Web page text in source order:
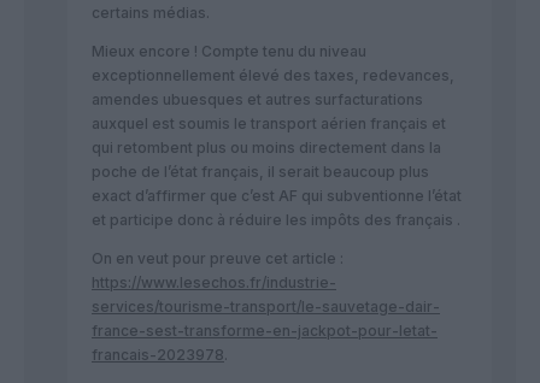
certains médias.
Mieux encore ! Compte tenu du niveau
exceptionnellement élevé des taxes, redevances,
amendes ubuesques et autres surfacturations
auxquel est soumis le transport aérien français et
qui retombent plus ou moins directement dans la
poche de l’état français, il serait beaucoup plus
exact d’affirmer que c’est AF qui subventionne l’état
et participe donc à réduire les impôts des français .
On en veut pour preuve cet article :
https://www.lesechos.fr/industrie-
services/tourisme-transport/le-sauvetage-dair-
france-sest-transforme-en-jackpot-pour-letat-
francais-2023978.